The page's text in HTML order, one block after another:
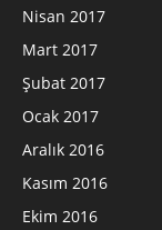
Nisan 2017
Mart 2017
Şubat 2017
Ocak 2017
Aralık 2016
Kasım 2016
Ekim 2016